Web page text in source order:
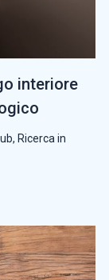
interiore
, Ricerca in